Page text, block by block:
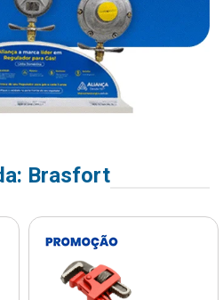
Brasfort